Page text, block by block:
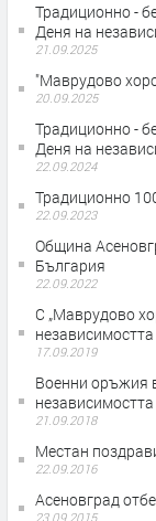
Традиционно -
Деня на
21.09.2025
"Маврудово
20.09.2025
Традиционно -
Деня на
22.09.2024
Традиционно
22.09.2023
Община
България
22.09.2022
С „Маврудово
независимостта
17.09.2019
Военни оръжия
независимостта
21.09.2018
Местан
22.09.2016
Асеновград
23.09.2015